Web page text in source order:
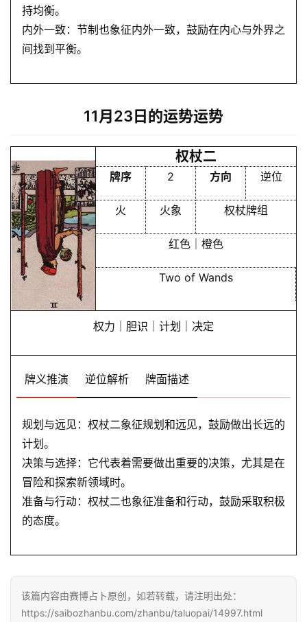
持均衡。
内外一致：节制也象征内外一致，鼓励在内心与外界之
间找到平衡。
11月23日的运势运势
权杖二
牌序 2 方向 逆位
火 火象 权杖牌组
红色｜橙色
Two of Wands
权力｜胆识｜计划｜决定
牌义推演 逆位解析 牌面描述
规划与远见：权杖二象征规划和远见，鼓励做出长远的
计划。
决策与选择：它代表着需要做出重要的决策，尤其是在
冒险和探索新领域时。
准备与行动：权杖二也象征准备和行动，鼓励采取积极
的态度。
该篇内容由赛博占卜原创，如若转载，请注明出处：
https://saibozhanbu.com/zhanbu/taluopai/14997.html